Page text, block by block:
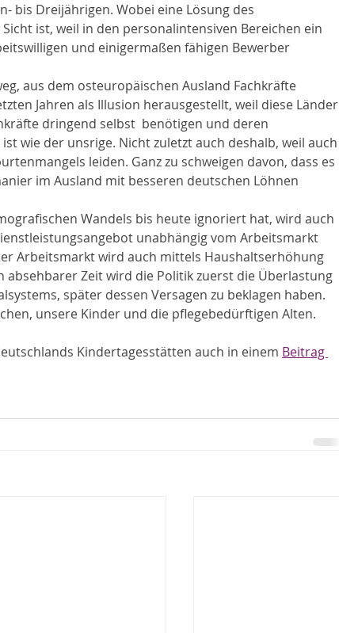
bis Dreijährigen. Wobei eine Lösung des
ist, weil in den personalintensiven Bereichen ein
und einigermaßen fähigen Bewerber
aus dem osteuropäischen Ausland Fachkräfte
Jahren als Illusion herausgestellt, weil diese Länder
dringend selbst  benötigen und deren
wie der unsrige. Nicht zuletzt auch deshalb, weil auch
leiden. Ganz zu schweigen davon, dass es
im Ausland mit besseren deutschen Löhnen
Wandels bis heute ignoriert hat, wird auch
unabhängig vom Arbeitsmarkt
Arbeitsmarkt wird auch mittels Haushaltserhöhung
absehbarer Zeit wird die Politik zuerst die Überlastung
später dessen Versagen zu beklagen haben.
unsere Kinder und die pflegebedürftigen Alten.
Kindertagesstätten auch in einem Beitrag